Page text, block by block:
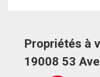
Propriétés à
19008 53